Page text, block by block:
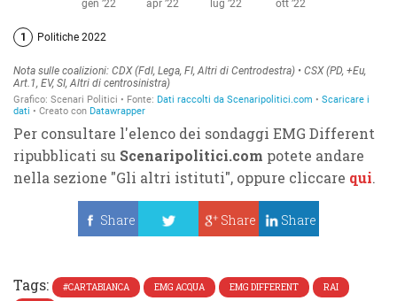
Per consultare l'elenco dei sondaggi EMG Different
ripubblicati su Scenaripolitici.com potete andare
nella sezione "Gli altri istituti", oppure cliccare qui.
Share
Share Share
Tags: #CARTABIANCA EMG ACQUA EMG DIFFERENT
RAI